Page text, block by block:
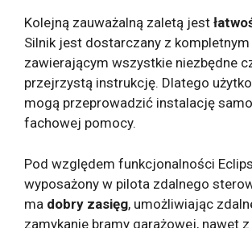
Kolejną zauważalną zaletą jest
Silnik jest dostarczany z
zawierającym wszystkie niezbędne
przejrzystą instrukcję. Dlatego
mogą przeprowadzić instalację
fachowej pomocy.
Pod względem funkcjonalności
wyposażony w pilota zdalnego
ma dobry zasięg, umożliwiając
zamykanie bramy garażowej, nawet